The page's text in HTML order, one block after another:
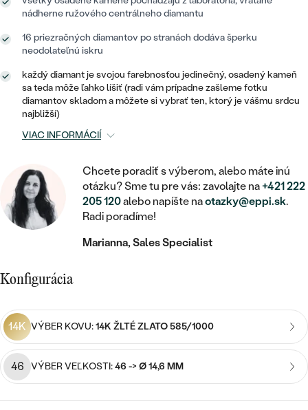
RUČNE RYTÉ
S VÝPLŇOU
SVADOBNÉ SETY
PODĽA CENY
CENOVO DOSTUPNÉ
LUXUSNÉ
Najpredávanejšie
ZAČAŤ S DIAMANTOM
ZAČAŤ S LABGROWN DIAMANTOM
ZAČAŤ S FAREBNÝM DIAMANTOM
PODĽA DRAHOKAMU
DIAMANT
LAB GROWN DIAMANT
MOISSANIT
FAREBNÝ DIAMANT
ČIERNY DIAMANT
SALT AND PEPPER DIAMANT
DRAHOKAM
PODĽA MATERIÁLU
BROŠNE
DOPLNKY
PODĽA MATERIÁLU
STRIEBORNÉ
PLATINOVÉ
PODĽA DRAHOKAMU
S DRAHOKAMAMI
S LAB GROWN DIAMANTMI
S PERLAMI
DETSKÉ
PIERCING
PODĽA DRAHOKAMU
S DIAMANTMI
S PERLAMI
PODĽA CENY
LUXUSNÉ
MEDAILÓNY
RETIAZKY
V TVARE SRDCA
SO ZVIERATAMI
PODĽA DRAHOKAMU
S DIAMANTMI
S DRAHOKAMAMI
CENOVO DOSTUPNÉ
LUXUSNÉ
PEČATNÉ
PERSONALIZOVANÉ
PODĽA DRAHOKAMU
S DIAMANTMI
S DRAHOKAMAMI
S PERLAMI
CENOVO DOSTUPNÉ
LUXUSNÉ
nádherne ružového centrálneho diamantu
16 priezračných diamantov po stranách dodáva šperku
neodolateľnú iskru
každý diamant je svojou farebnosťou jedinečný, osadený kameň
sa teda môže ľahko líšiť (radi vám prípadne zašleme fotku
diamantov skladom a môžete si vybrať ten, ktorý je vášmu srdcu
najbližší)
VIAC INFORMÁCIÍ
Chcete poradiť s výberom, alebo máte inú
otázku? Sme tu pre vás: zavolajte na+421 222
205 120alebo napíšte naotazky@eppi.sk.
Radi poradíme!
Marianna, Sales Specialist
Konfigurácia
14K VÝBER KOVU:14K ŽLTÉ ZLATO 585/1000
46 VÝBER VEĽKOSTI:46 -> Ø 14,6 MM